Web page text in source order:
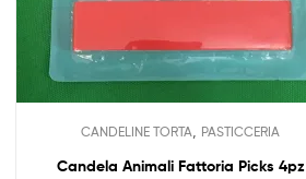
CANDELINE TORTA PASTICCERIA
Candela Animali Fattoria Picks 4pz